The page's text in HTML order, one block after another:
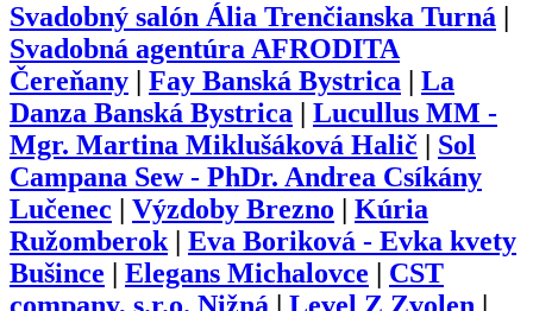
Svadobný salón Ália Trenčianska Turná
Svadobná agentúra AFRODITA
Čereňany
Fay Banská Bystrica
La
Danza Banská Bystrica
Lucullus MM -
Mgr. Martina Miklušáková Halič
Sol
Campana Sew - PhDr. Andrea Csíkány
Lučenec
Výzdoby Brezno
Kúria
Ružomberok| Eva Boriková - Evka kvety
Bušince
Elegans Michalovce
CST